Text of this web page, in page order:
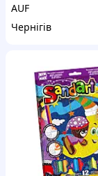
AUF
Чернігів